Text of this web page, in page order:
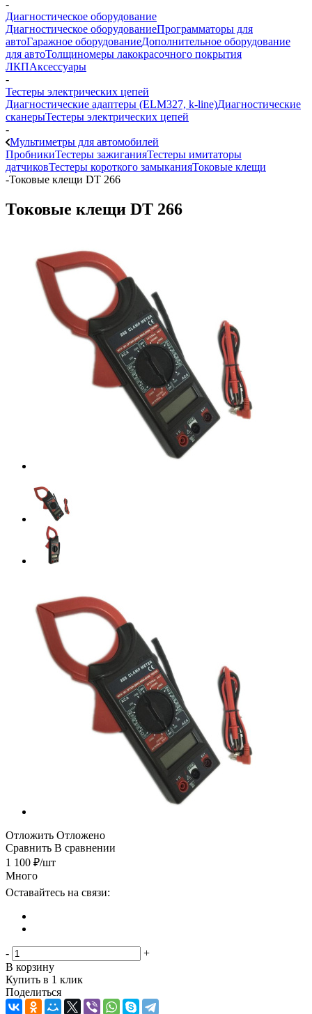
-
Диагностическое оборудование
Диагностическое оборудованиеПрограмматоры для
автоГаражное оборудованиеДополнительное оборудование
для автоТолщиномеры лакокрасочного покрытия
ЛКПАксессуары
-
Тестеры электрических цепей
Диагностические адаптеры (ELM327, k-line)Диагностические
сканерыТестеры электрических цепей
-
Мультиметры для автомобилей
ПробникиТестеры зажиганияТестеры имитаторы
датчиковТестеры короткого замыканияТоковые клещи
-Токовые клещи DT 266
Токовые клещи DT 266
Отложить Отложено
Сравнить В сравнении
1 100 ₽/шт
Много
Оставайтесь на связи:
-
+
В корзину
Купить в 1 клик
Поделиться